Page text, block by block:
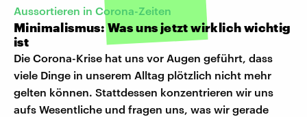
Aussortieren in Corona-Zeiten
Minimalismus: Was uns jetzt wirklich wichtig
ist
Die Corona-Krise hat uns vor Augen geführt, dass
viele Dinge in unserem Alltag plötzlich nicht mehr
gelten können. Stattdessen konzentrieren wir uns
aufs Wesentliche und fragen uns, was wir gerade